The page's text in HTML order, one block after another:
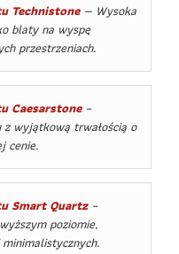
Technistone— Wysoka
blaty na wyspę
przestrzeniach.
Caesarstone–
z wyjątkową trwałością o
cenie.
Smart Quartz–
poziomie,